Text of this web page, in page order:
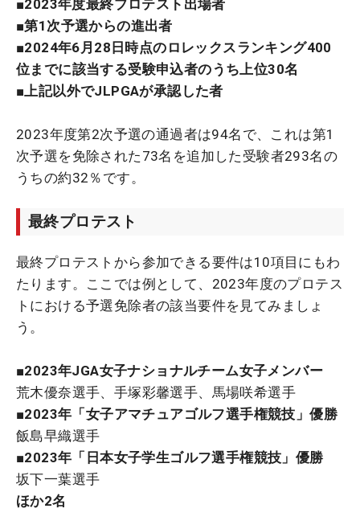
■2023年度最終プロテスト出場者
■第1次予選からの進出者
■2024年6月28日時点のロレックスランキング400
位までに該当する受験申込者のうち上位30名
■上記以外でJLPGAが承認した者
2023年度第2次予選の通過者は94名で、これは第1
次予選を免除された73名を追加した受験者293名の
うちの約32％です。
最終プロテスト
最終プロテストから参加できる要件は10項目にもわ
たります。ここでは例として、2023年度のプロテス
トにおける予選免除者の該当要件を見てみましょ
う。
■2023年JGA女子ナショナルチーム女子メンバー
荒木優奈選手、手塚彩馨選手、馬場咲希選手
■2023年「女子アマチュアゴルフ選手権競技」優勝
飯島早織選手
■2023年「日本女子学生ゴルフ選手権競技」優勝
坂下一葉選手
ほか2名